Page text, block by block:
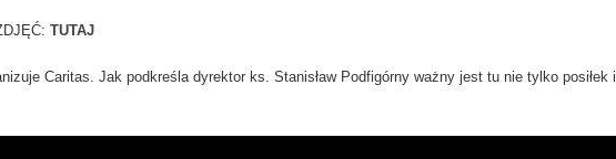
TUTAJ
Caritas. Jak podkreśla dyrektor ks. Stanisław Podfigórny ważny jest tu nie tylko posiłek i